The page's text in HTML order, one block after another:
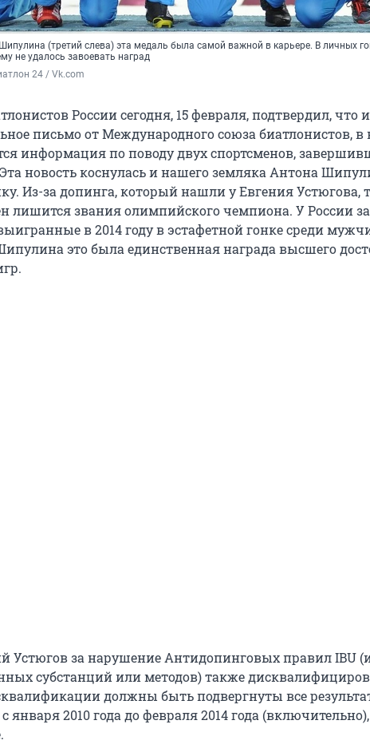
(третий слева) эта медаль была самой важной в карьере. В личных
не удалось завоевать наград
24 / Vk.com
России сегодня, 15 февраля, подтвердил, что
письмо от Международного союза биатлонистов, в
информация по поводу двух спортсменов,
новость коснулась и нашего земляка Антона
Из-за допинга, который нашли у Евгения Устюгова,
лишится звания олимпийского чемпиона. У России
в 2014 году в эстафетной гонке среди
это была единственная награда высшего
Устюгов за нарушение Антидопинговых правил IBU
субстанций или методов) также
должны быть подвергнуты все
января 2010 года до февраля 2014 года